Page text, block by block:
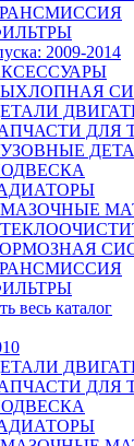
2009-2014
ДЛЯ
весь каталог
ДЛЯ